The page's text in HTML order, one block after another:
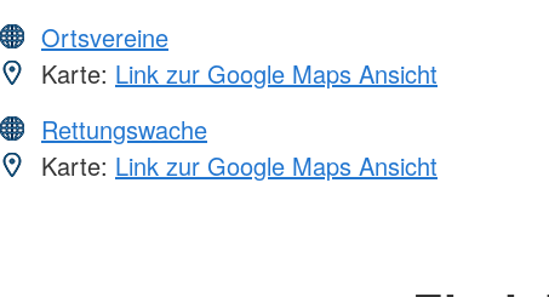
Ortsvereine
Karte: Link zur Google Maps Ansicht
Rettungswache
Karte: Link zur Google Maps Ansicht